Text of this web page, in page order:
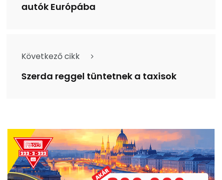
autók Európába
Következő cikk
Szerda reggel tüntetnek a taxisok